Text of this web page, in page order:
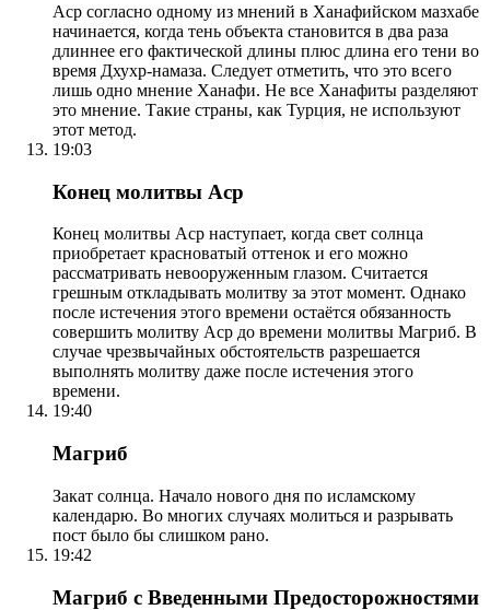
Аср согласно одному из мнений в Ханафийском мазхабе
начинается, когда тень объекта становится в два раза
длиннее его фактической длины плюс длина его тени во
время Дхухр-намаза. Следует отметить, что это всего
лишь одно мнение Ханафи. Не все Ханафиты разделяют
это мнение. Такие страны, как Турция, не используют
этот метод.
19:03
Конец молитвы Аср
Конец молитвы Аср наступает, когда свет солнца
приобретает красноватый оттенок и его можно
рассматривать невооруженным глазом. Считается
грешным откладывать молитву за этот момент. Однако
после истечения этого времени остаётся обязанность
совершить молитву Аср до времени молитвы Магриб. В
случае чрезвычайных обстоятельств разрешается
выполнять молитву даже после истечения этого
времени.
19:40
Магриб
Закат солнца. Начало нового дня по исламскому
календарю. Во многих случаях молиться и разрывать
пост было бы слишком рано.
19:42
Магриб с Введенными Предосторожностями